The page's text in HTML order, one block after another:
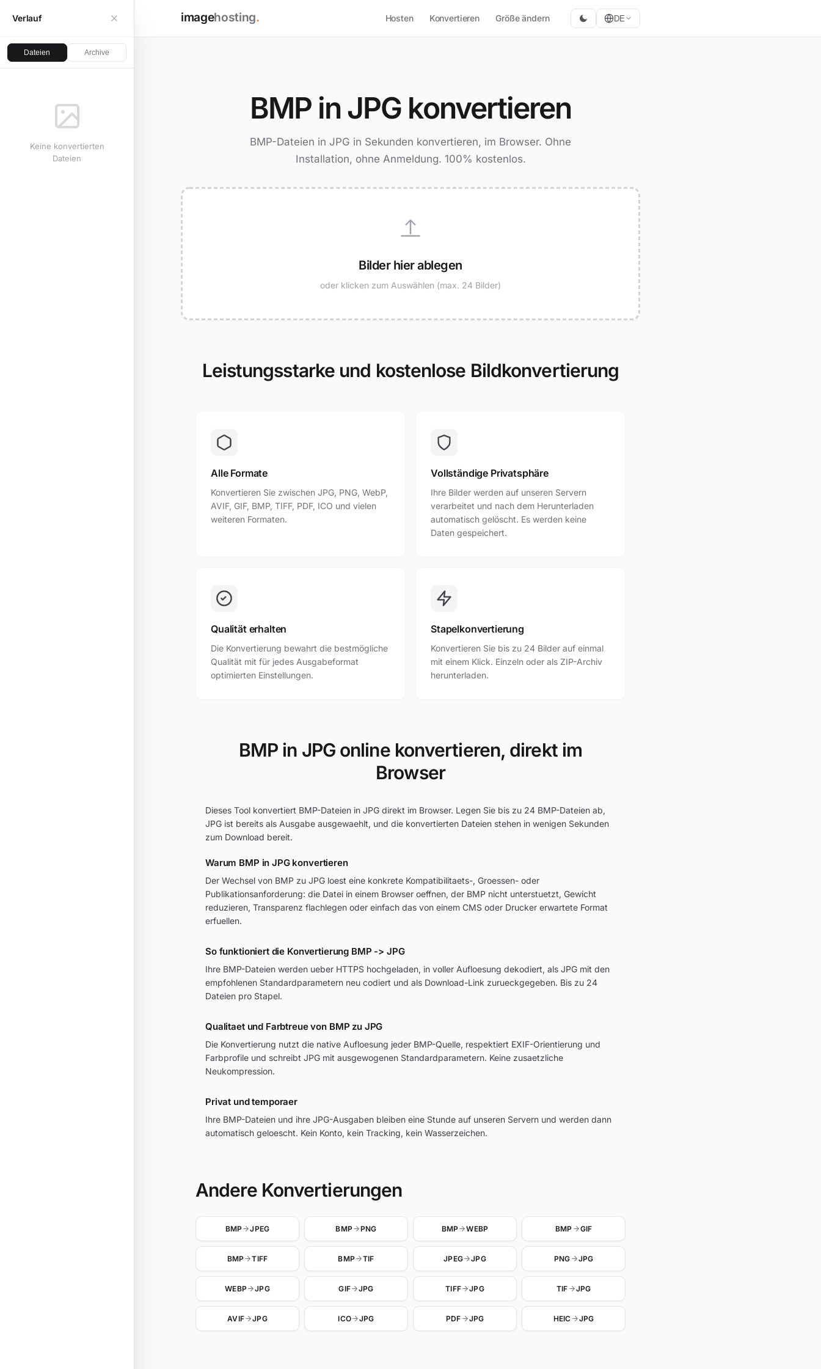
imagehosting. Hosten Konvertieren Größe ändern DE
Verlauf
Dateien Archive
Keine konvertierten
Dateien
BMP in JPG konvertieren
BMP-Dateien in JPG in Sekunden konvertieren, im Browser. Ohne
Installation, ohne Anmeldung. 100% kostenlos.
Bilder hier ablegen
oder klicken zum Auswählen (max. 24 Bilder)
Leistungsstarke und kostenlose Bildkonvertierung
Alle Formate
Konvertieren Sie zwischen JPG, PNG, WebP,
AVIF, GIF, BMP, TIFF, PDF, ICO und vielen
weiteren Formaten.
Vollständige Privatsphäre
Ihre Bilder werden auf unseren Servern
verarbeitet und nach dem Herunterladen
automatisch gelöscht. Es werden keine
Daten gespeichert.
Qualität erhalten
Die Konvertierung bewahrt die bestmögliche
Qualität mit für jedes Ausgabeformat
optimierten Einstellungen.
Stapelkonvertierung
Konvertieren Sie bis zu 24 Bilder auf einmal
mit einem Klick. Einzeln oder als ZIP-Archiv
herunterladen.
BMP in JPG online konvertieren, direkt im
Browser
Dieses Tool konvertiert BMP-Dateien in JPG direkt im Browser. Legen Sie bis zu 24 BMP-Dateien ab,
JPG ist bereits als Ausgabe ausgewaehlt, und die konvertierten Dateien stehen in wenigen Sekunden
zum Download bereit.
Warum BMP in JPG konvertieren
Der Wechsel von BMP zu JPG loest eine konkrete Kompatibilitaets-, Groessen- oder
Publikationsanforderung: die Datei in einem Browser oeffnen, der BMP nicht unterstuetzt, Gewicht
reduzieren, Transparenz flachlegen oder einfach das von einem CMS oder Drucker erwartete Format
erfuellen.
So funktioniert die Konvertierung BMP -> JPG
Ihre BMP-Dateien werden ueber HTTPS hochgeladen, in voller Aufloesung dekodiert, als JPG mit den
empfohlenen Standardparametern neu codiert und als Download-Link zurueckgegeben. Bis zu 24
Dateien pro Stapel.
Qualitaet und Farbtreue von BMP zu JPG
Die Konvertierung nutzt die native Aufloesung jeder BMP-Quelle, respektiert EXIF-Orientierung und
Farbprofile und schreibt JPG mit ausgewogenen Standardparametern. Keine zusaetzliche
Neukompression.
Privat und temporaer
Ihre BMP-Dateien und ihre JPG-Ausgaben bleiben eine Stunde auf unseren Servern und werden dann
automatisch geloescht. Kein Konto, kein Tracking, kein Wasserzeichen.
Andere Konvertierungen
BMP JPEG BMP PNG BMP WEBP BMP GIF
BMP TIFF BMP TIF JPEG JPG PNG JPG
WEBP JPG GIF JPG TIFF JPG TIF JPG
AVIF JPG ICO JPG PDF JPG HEIC JPG